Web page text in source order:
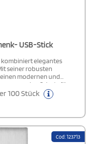
USB-Stick
kombiniert elegantes
seiner robusten
modernen und
Schutz für
es Ihnen, den USB-
und schützt ihn
wenn er nicht in
bietet der Stick
Fotos und andere
Einsatz, vereint der
Ästhetik mit
100 Stück
Cod: 123713